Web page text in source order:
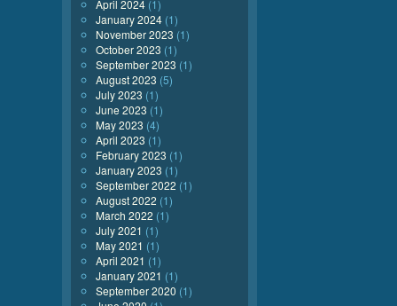
April 2024 (1)
January 2024 (1)
November 2023 (1)
October 2023 (1)
September 2023 (1)
August 2023 (5)
July 2023 (1)
June 2023 (1)
May 2023 (4)
April 2023 (1)
February 2023 (1)
January 2023 (1)
September 2022 (1)
August 2022 (1)
March 2022 (1)
July 2021 (1)
May 2021 (1)
April 2021 (1)
January 2021 (1)
September 2020 (1)